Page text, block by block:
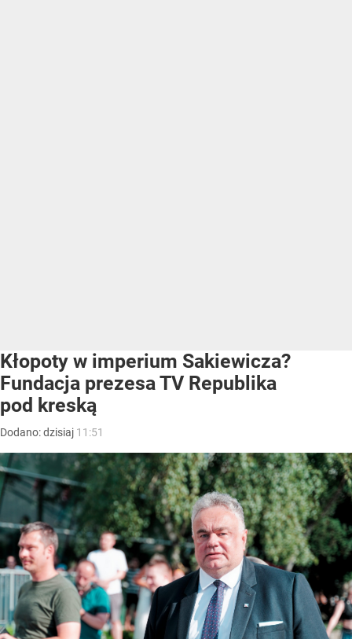
Kłopoty w imperium Sakiewicza?
Fundacja prezesa TV Republika
pod kreską
Dodano:dzisiaj 11:51